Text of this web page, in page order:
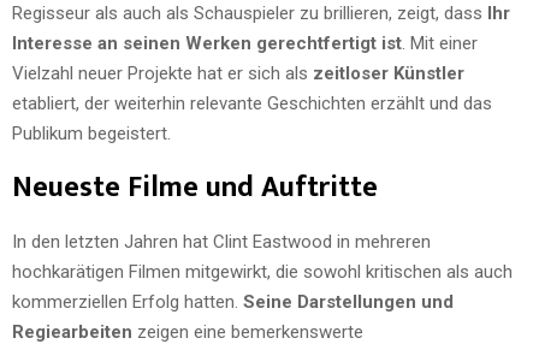
Regisseur als auch als Schauspieler zu brillieren, zeigt, dass Ihr
Interesse an seinen Werken gerechtfertigt ist . Mit einer
Vielzahl neuer Projekte hat er sich als zeitloser Künstler
etabliert, der weiterhin relevante Geschichten erzählt und das
Publikum begeistert.
Neueste Filme und Auftritte
In den letzten Jahren hat Clint Eastwood in mehreren
hochkarätigen Filmen mitgewirkt, die sowohl kritischen als auch
kommerziellen Erfolg hatten. Seine Darstellungen und
Regiearbeiten zeigen eine bemerkenswerte